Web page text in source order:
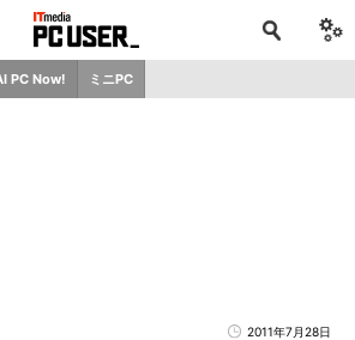
PC Now! ミニPC
2011年7月28日